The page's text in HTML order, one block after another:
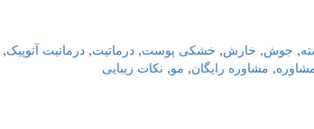
, جوش, خارش, خشکی پوست, درماتیت, درماتیت آتوپیک,
, مشاوره رایگان, مو, نکات زیبایی